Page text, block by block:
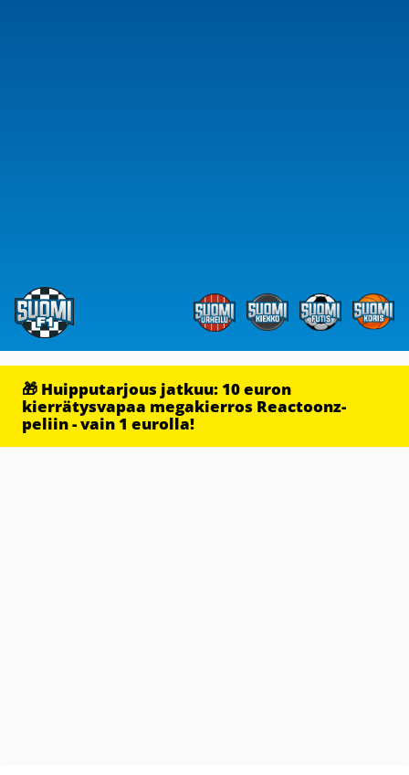
🎁 Huipputarjous jatkuu: 10 euron
kierrätysvapaa megakierros Reactoonz-
peliin - vain 1 eurolla!